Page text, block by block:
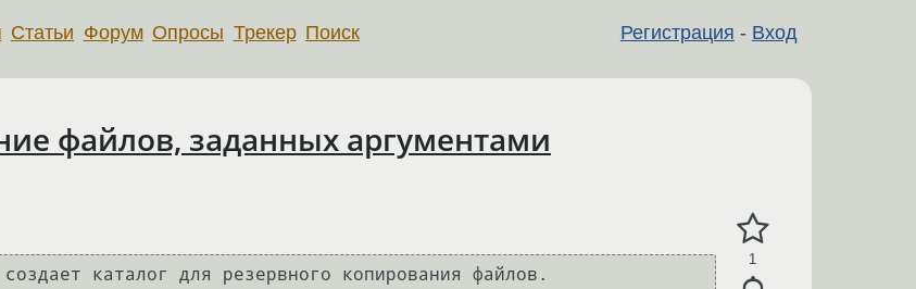
Регистрация - Вход
Статьи Форум Опросы Трекер Поиск
файлов, заданных аргументами
1
каталог для резервного копирования файлов.